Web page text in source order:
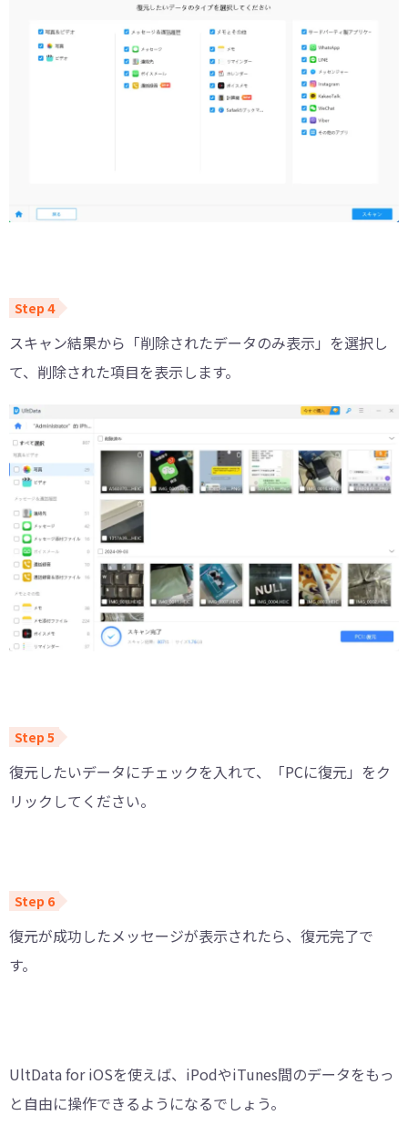
スキャン結果から「削除されたデータのみ表示」を選択し
て、削除された項目を表示します。
復元したいデータにチェックを入れて、「PCに復元」をク
リックしてください。
復元が成功したメッセージが表示されたら、復元完了で
す。
UltData for iOSを使えば、iPodやiTunes間のデータをもっ
と自由に操作できるようになるでしょう。